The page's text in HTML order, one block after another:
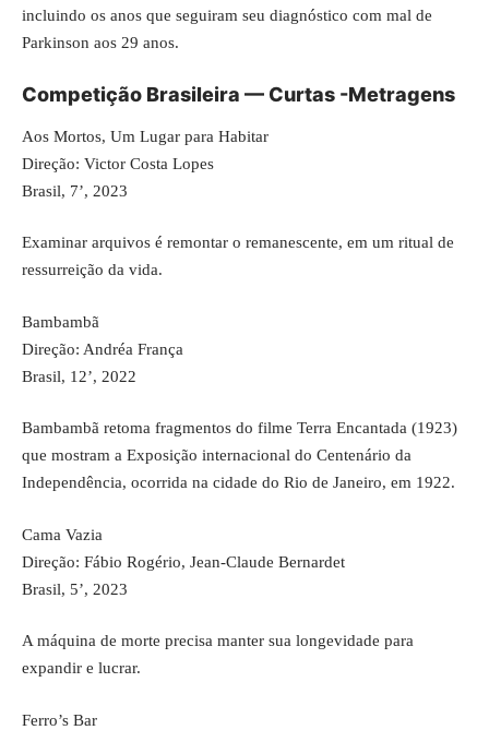
incluindo os anos que seguiram seu diagnóstico com mal de
Parkinson aos 29 anos.
Competição Brasileira — Curtas -Metragens
Aos Mortos, Um Lugar para Habitar
Direção: Victor Costa Lopes
Brasil, 7’, 2023
Examinar arquivos é remontar o remanescente, em um ritual de
ressurreição da vida.
Bambambã
Direção: Andréa França
Brasil, 12’, 2022
Bambambã retoma fragmentos do filme Terra Encantada (1923)
que mostram a Exposição internacional do Centenário da
Independência, ocorrida na cidade do Rio de Janeiro, em 1922.
Cama Vazia
Direção: Fábio Rogério, Jean-Claude Bernardet
Brasil, 5’, 2023
A máquina de morte precisa manter sua longevidade para
expandir e lucrar.
Ferro’s Bar